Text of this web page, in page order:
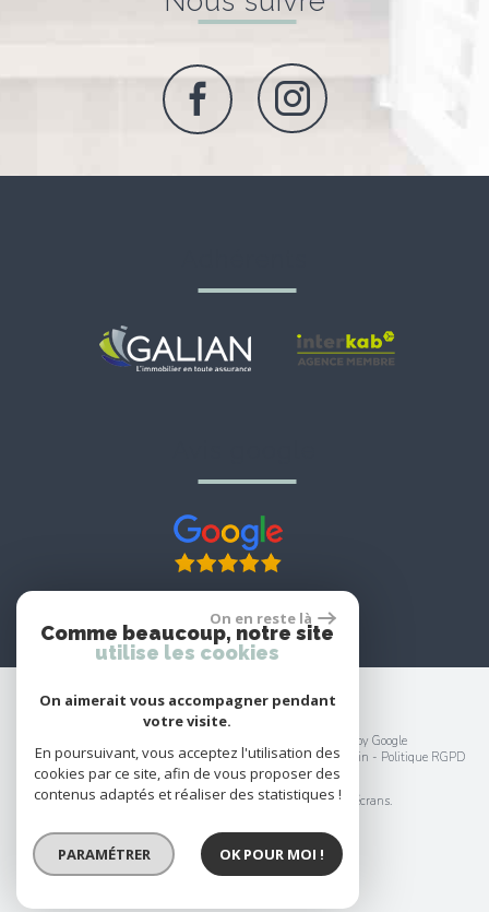
© 2026 | Tous droits réservés | Traduction powered by Google
Plan du site -Mentions légales-Nos honoraires-Liens-Admin - Politique RGPD
Site internet compatible multi-supports,
un seul site adaptable à tous les types d'écrans.
On en reste là
Comme beaucoup, notre site
utilise les cookies
On aimerait vous accompagner pendant
votre visite.
En poursuivant, vous acceptez l'utilisation des
cookies par ce site, afin de vous proposer des
contenus adaptés et réaliser des statistiques !
PARAMÉTRER OK POUR MOI !